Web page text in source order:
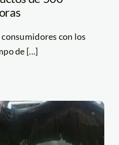
con los
de [...]